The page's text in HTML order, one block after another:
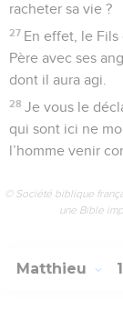
racheter sa vie ?
27 En effet, le Fils
Père avec ses
dont il aura agi.
28 Je vous le
qui sont ici ne
l’homme venir
© Société biblique
une Bible
Matthieu